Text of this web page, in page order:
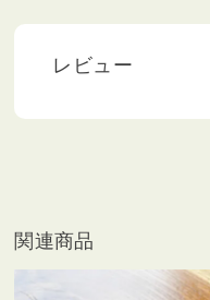
レビュー
関連商品